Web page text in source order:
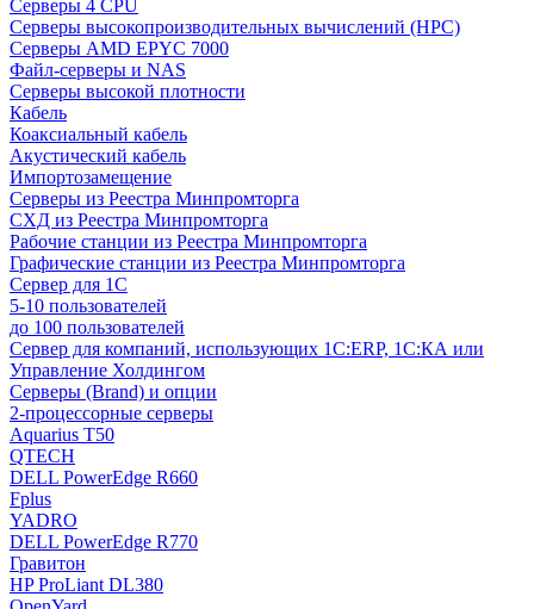
Серверы 4 CPU
Серверы высокопроизводительных вычислений (HPC)
Серверы AMD EPYC 7000
Файл-серверы и NAS
Серверы высокой плотности
Кабель
Коаксиальный кабель
Акустический кабель
Импортозамещение
Серверы из Реестра Минпромторга
СХД из Реестра Минпромторга
Рабочие станции из Реестра Минпромторга
Графические станции из Реестра Минпромторга
Сервер для 1С
5-10 пользователей
до 100 пользователей
Сервер для компаний, использующих 1C:ERP, 1С:КА или
Управление Холдингом
Серверы (Brand) и опции
2-процессорные серверы
Aquarius T50
QTECH
DELL PowerEdge R660
Fplus
YADRO
DELL PowerEdge R770
Гравитон
HP ProLiant DL380